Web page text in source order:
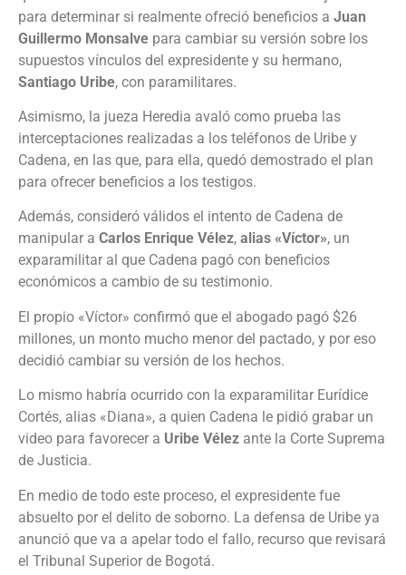
para determinar si realmente ofreció beneficios a Juan
Guillermo Monsalve para cambiar su versión sobre los
supuestos vínculos del expresidente y su hermano,
Santiago Uribe, con paramilitares.
Asimismo, la jueza Heredia avaló como prueba las
interceptaciones realizadas a los teléfonos de Uribe y
Cadena, en las que, para ella, quedó demostrado el plan
para ofrecer beneficios a los testigos.
Además, consideró válidos el intento de Cadena de
manipular a Carlos Enrique Vélez, alias «Víctor», un
exparamilitar al que Cadena pagó con beneficios
económicos a cambio de su testimonio.
El propio «Víctor» confirmó que el abogado pagó $26
millones, un monto mucho menor del pactado, y por eso
decidió cambiar su versión de los hechos.
Lo mismo habría ocurrido con la exparamilitar Eurídice
Cortés, alias «Diana», a quien Cadena le pidió grabar un
video para favorecer a Uribe Vélez ante la Corte Suprema
de Justicia.
En medio de todo este proceso, el expresidente fue
absuelto por el delito de soborno. La defensa de Uribe ya
anunció que va a apelar todo el fallo, recurso que revisará
el Tribunal Superior de Bogotá.